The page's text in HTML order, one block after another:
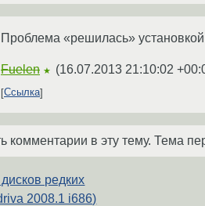
Проблема «решилась»
Fuelen ★ (16.07.2013 21:10:02
Ссылка
комментарии в эту тему. Тема
редких
2008.1 i686)